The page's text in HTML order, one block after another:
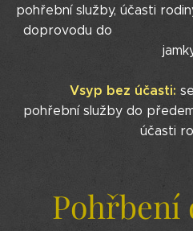
pohřební služby, účasti
doprovodu do
Vsyp bez účasti:
pohřební služby do
účasti
Pohřbení